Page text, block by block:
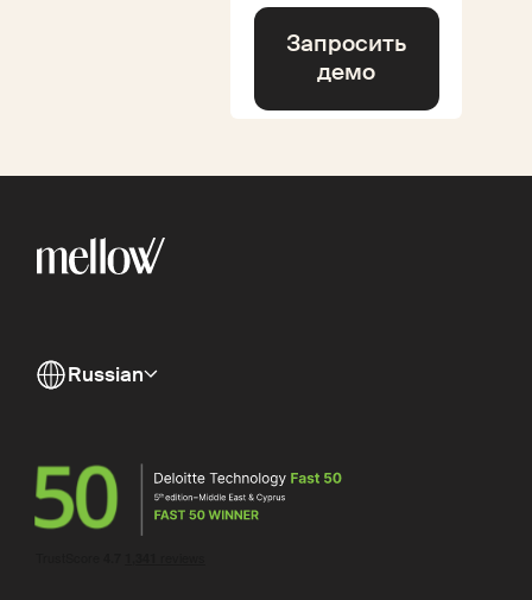
Запросить
демо
Russian